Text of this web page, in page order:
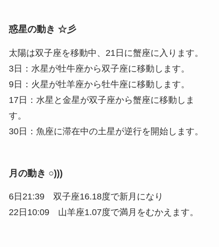
惑星の動き ☆彡
太陽は双子座を移動中、21日に蟹座に入ります。
3日：水星が牡牛座から双子座に移動します。
9日：火星が牡羊座から牡牛座に移動します。
17日：水星と金星が双子座から蟹座に移動しま
す。
30日：魚座に滞在中の土星が逆行を開始します。
月の動き ○)))
6日21:39 双子座16.18度で新月になり
22日10:09 山羊座1.07度で満月をむかえます。